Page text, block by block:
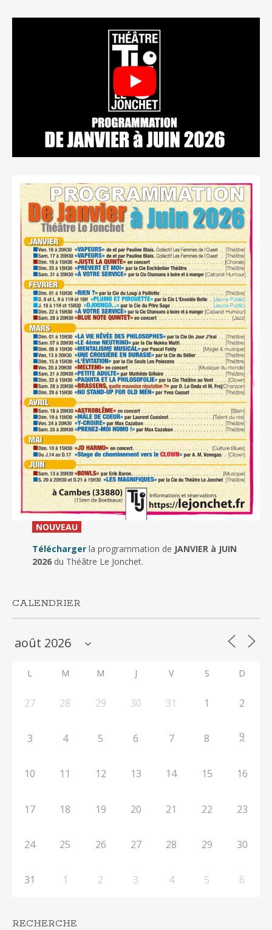
NOUVEAU_
Télécharger la programmation de JANVIER à JUIN
2026du Théâtre Le Jonchet.
CALENDRIER
L M M J V S D
27 28 29 30 31 1 2
3 4 5 6 7 8 9
10 11 12 13 14 15 16
17 18 19 20 21 22 23
24 25 26 27 28 29 30
31 1 2 3 4 5 6
RECHERCHE